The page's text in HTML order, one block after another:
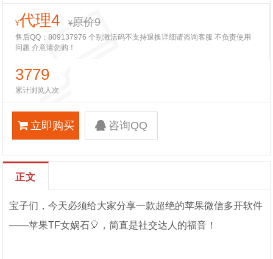
¥代理4 ¥原价9
售后QQ：809137976 个别激活码不支持退换详细请咨询客服 不负责使用
问题 介意请勿购！
3779
累计浏览人次
立即购买 咨询QQ
正文
宝子们，今天必须给大家分享一款超绝的苹果微信多开软件
——苹果TF女娲石🎈，简直是社交达人的福音！